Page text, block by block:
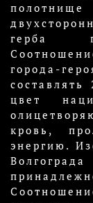
герба
города-
цвет
кровь,
энергию.